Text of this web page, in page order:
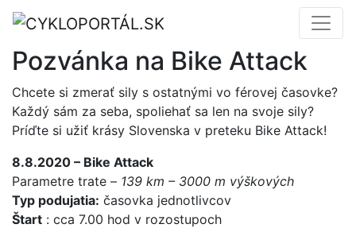
Pozvánka na Bike Attack
Chcete si zmerať sily s ostatnými vo férovej časovke?
Každý sám za seba, spoliehať sa len na svoje sily?
Príďte si užiť krásy Slovenska v preteku Bike Attack!
8.8.2020 – Bike Attack
Parametre trate – 139 km – 3000 m výškových
Typ podujatia: časovka jednotlivcov
Štart : cca 7.00 hod v rozostupoch